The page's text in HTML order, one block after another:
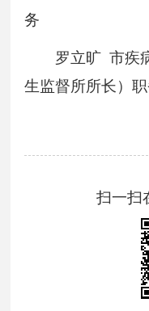
务
罗立旷 市疾病
生监督所所长）
扫一扫